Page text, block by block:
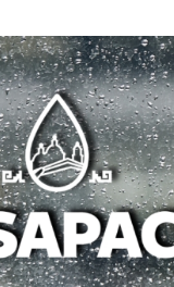
SALUD DEPORTES